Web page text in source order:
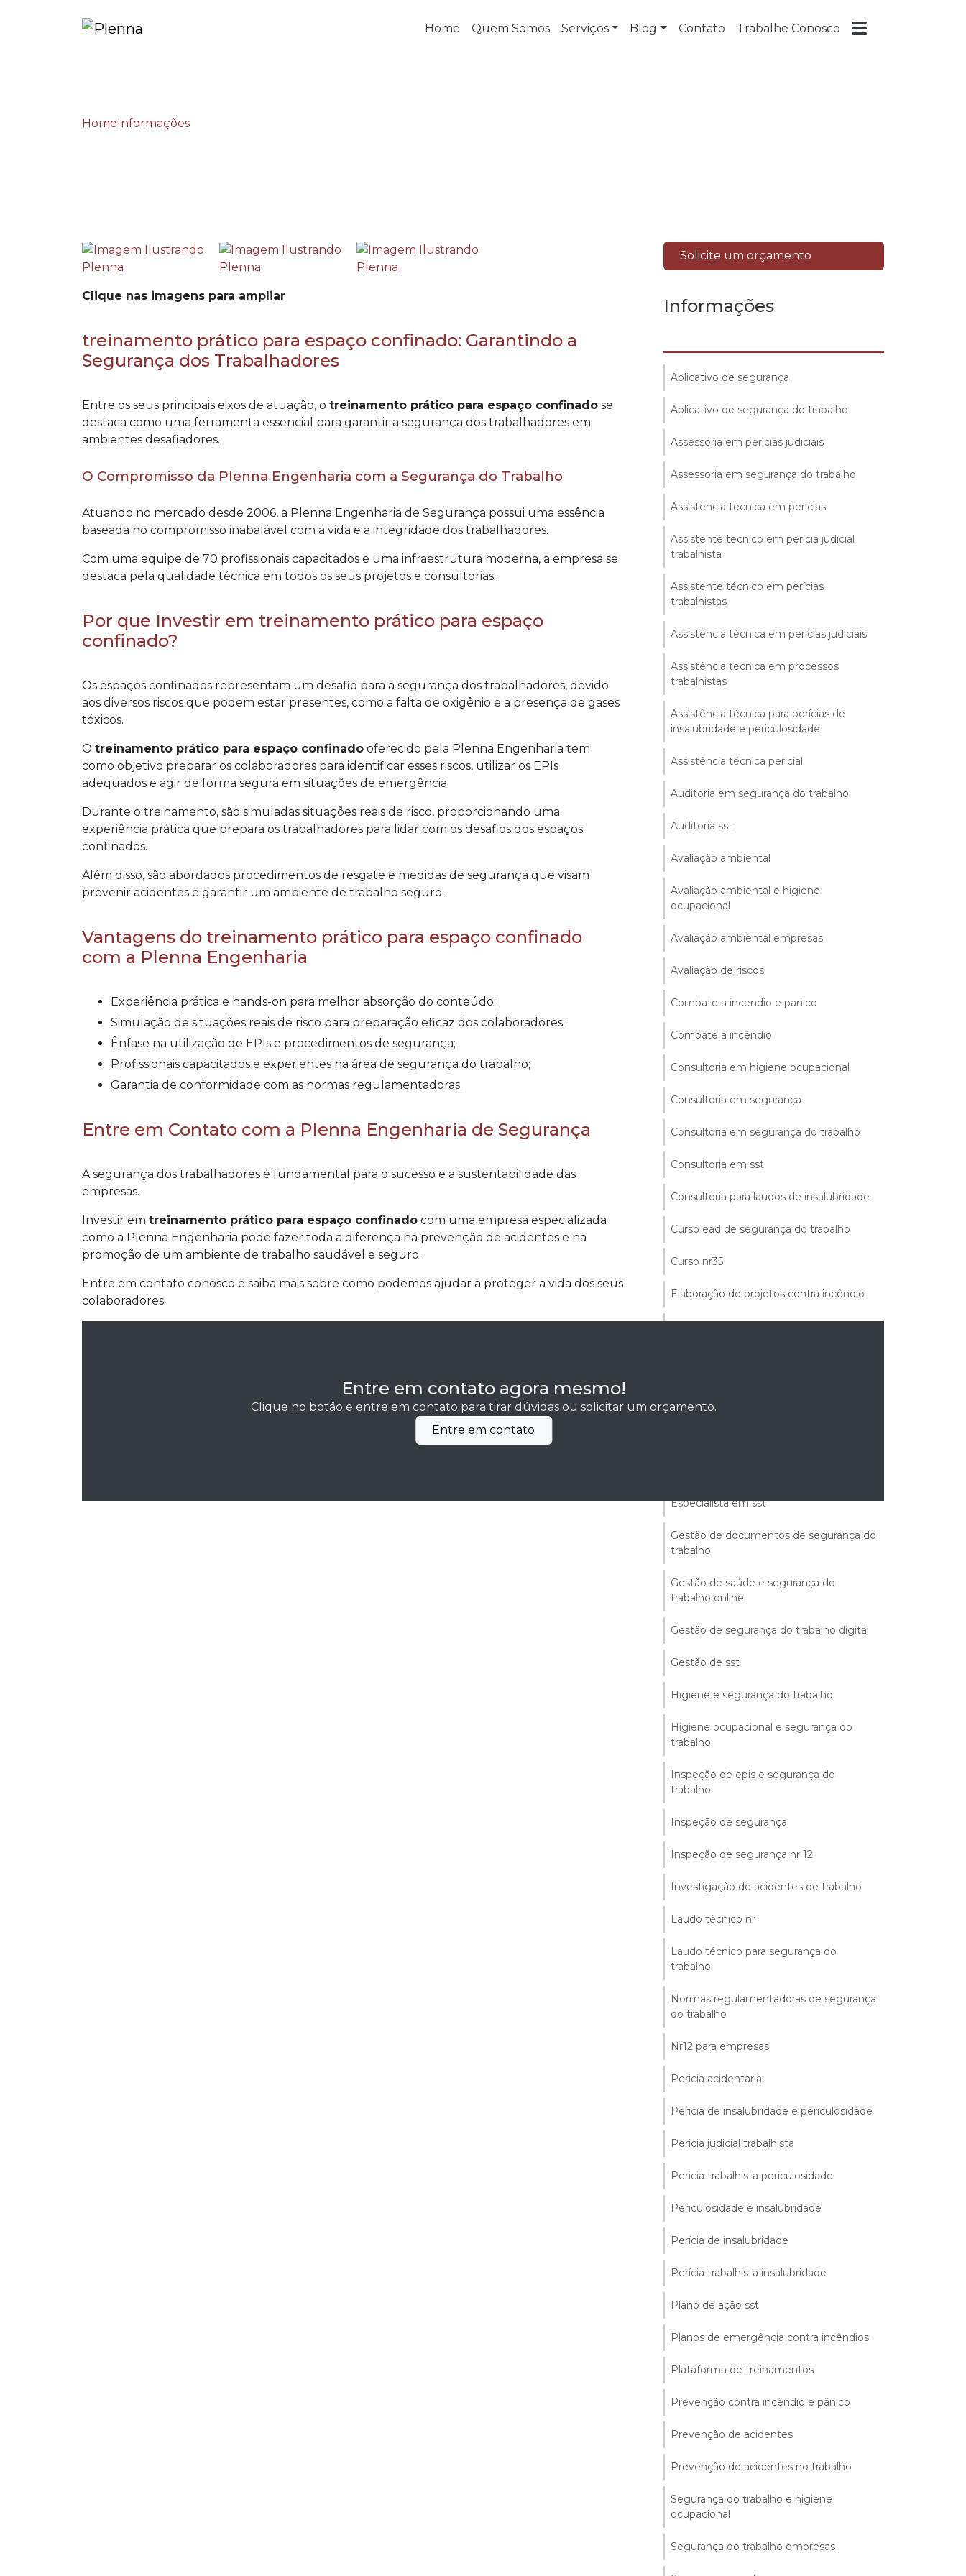
Home Quem Somos Serviços Blog Contato Trabalhe Conosco
HomeInformações
Clique nas imagens para ampliar
treinamento prático para espaço confinado: Garantindo a
Segurança dos Trabalhadores
Entre os seus principais eixos de atuação, o treinamento prático para espaço confinado se
destaca como uma ferramenta essencial para garantir a segurança dos trabalhadores em
ambientes desafiadores.
O Compromisso da Plenna Engenharia com a Segurança do Trabalho
Atuando no mercado desde 2006, a Plenna Engenharia de Segurança possui uma essência
baseada no compromisso inabalável com a vida e a integridade dos trabalhadores.
Com uma equipe de 70 profissionais capacitados e uma infraestrutura moderna, a empresa se
destaca pela qualidade técnica em todos os seus projetos e consultorias.
Por que Investir em treinamento prático para espaço
confinado?
Os espaços confinados representam um desafio para a segurança dos trabalhadores, devido
aos diversos riscos que podem estar presentes, como a falta de oxigênio e a presença de gases
tóxicos.
O treinamento prático para espaço confinado oferecido pela Plenna Engenharia tem
como objetivo preparar os colaboradores para identificar esses riscos, utilizar os EPIs
adequados e agir de forma segura em situações de emergência.
Durante o treinamento, são simuladas situações reais de risco, proporcionando uma
experiência prática que prepara os trabalhadores para lidar com os desafios dos espaços
confinados.
Além disso, são abordados procedimentos de resgate e medidas de segurança que visam
prevenir acidentes e garantir um ambiente de trabalho seguro.
Vantagens do treinamento prático para espaço confinado
com a Plenna Engenharia
Experiência prática e hands-on para melhor absorção do conteúdo;
Simulação de situações reais de risco para preparação eficaz dos colaboradores;
Ênfase na utilização de EPIs e procedimentos de segurança;
Profissionais capacitados e experientes na área de segurança do trabalho;
Garantia de conformidade com as normas regulamentadoras.
Entre em Contato com a Plenna Engenharia de Segurança
A segurança dos trabalhadores é fundamental para o sucesso e a sustentabilidade das
empresas.
Investir em treinamento prático para espaço confinado com uma empresa especializada
como a Plenna Engenharia pode fazer toda a diferença na prevenção de acidentes e na
promoção de um ambiente de trabalho saudável e seguro.
Entre em contato conosco e saiba mais sobre como podemos ajudar a proteger a vida dos seus
colaboradores.
Entre em contato agora mesmo!
Clique no botão e entre em contato para tirar dúvidas ou solicitar um orçamento.
Entre em contato
Solicite um orçamento
Informações
Aplicativo de segurança
Aplicativo de segurança do trabalho
Assessoria em perícias judiciais
Assessoria em segurança do trabalho
Assistencia tecnica em pericias
Assistente tecnico em pericia judicial
trabalhista
Assistente técnico em perícias
trabalhistas
Assistência técnica em perícias judiciais
Assistência técnica em processos
trabalhistas
Assistência técnica para perícias de
insalubridade e periculosidade
Assistência técnica pericial
Auditoria em segurança do trabalho
Auditoria sst
Avaliação ambiental
Avaliação ambiental e higiene
ocupacional
Avaliação ambiental empresas
Avaliação de riscos
Combate a incendio e panico
Combate a incêndio
Consultoria em higiene ocupacional
Consultoria em segurança
Consultoria em segurança do trabalho
Consultoria em sst
Consultoria para laudos de insalubridade
Curso ead de segurança do trabalho
Curso nr35
Elaboração de projetos contra incêndio
do trabalho
Especialista em sst
Gestão de documentos de segurança do
trabalho
Gestão de saúde e segurança do
trabalho online
Gestão de segurança do trabalho digital
Gestão de sst
Higiene e segurança do trabalho
Higiene ocupacional e segurança do
trabalho
Inspeção de epis e segurança do
trabalho
Inspeção de segurança
Inspeção de segurança nr 12
Investigação de acidentes de trabalho
Laudo técnico nr
Laudo técnico para segurança do
trabalho
Normas regulamentadoras de segurança
do trabalho
Nr12 para empresas
Pericia acidentaria
Pericia de insalubridade e periculosidade
Pericia judicial trabalhista
Pericia trabalhista periculosidade
Periculosidade e insalubridade
Perícia de insalubridade
Perícia trabalhista insalubridade
Plano de ação sst
Planos de emergência contra incêndios
Plataforma de treinamentos
Prevenção contra incêndio e pânico
Prevenção de acidentes
Prevenção de acidentes no trabalho
Segurança do trabalho e higiene
ocupacional
Segurança do trabalho empresas